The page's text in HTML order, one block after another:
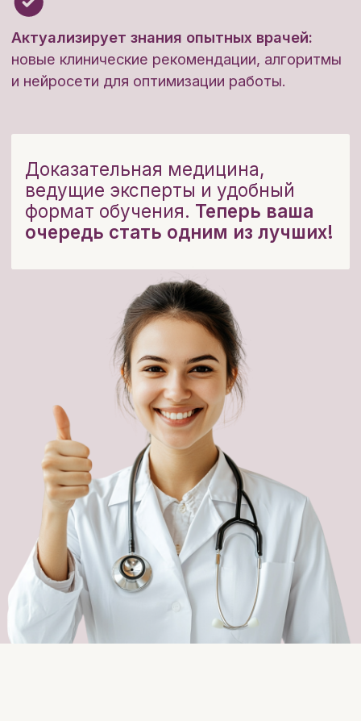
Резюкова Анастасия
Владимировна
Хасанова Альбина
Альбертовна
Врач аллерголог-иммунолог
Опыт работы 7 лет
аллергологов и клинических
Автор более 20 научных публикаций, в
том числе руководств для врачей.
Ежегодный участник международных,
российских, региональных научно-
практических конференций
(неоднократный победитель и призёр
конкурса молодых учёных).